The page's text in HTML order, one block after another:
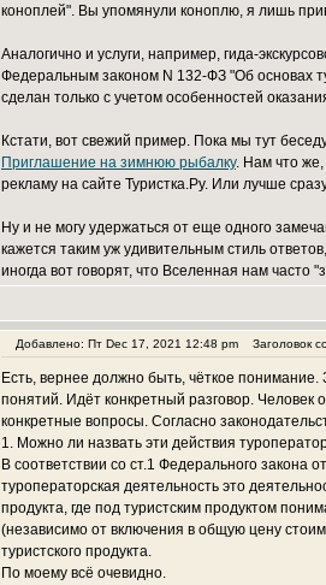
коноплей". Вы упомянули коноплю, я лишь
Аналогично и услуги, например, гида-
Федеральным законом N 132-ФЗ "Об основах
сделан только с учетом особенностей
Кстати, вот свежий пример. Пока мы тут
Приглашение на зимнюю рыбалку. Нам что же,
рекламу на сайте Туристка.Ру. Или лучше
Ну и не могу удержаться от еще одного
кажется таким уж удивительным стиль
иногда вот говорят, что Вселенная нам часто
Добавлено: Пт Dec 17, 2021 12:48 pm Заголовок
Есть, вернее должно быть, чёткое
понятий. Идёт конкретный разговор. Человек
конкретные вопросы. Согласно
1. Можно ли назвать эти действия
В соответствии со ст.1 Федерального
туроператорская деятельность это
продукта, где под туристским продуктом
(независимо от включения в общую цену
туристского продукта.
По моему всё очевидно.